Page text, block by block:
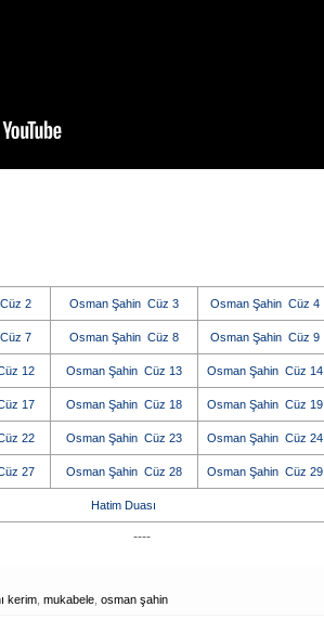
2 Osman Şahin Cüz 3 Osman Şahin Cüz 4
7 Osman Şahin Cüz 8 Osman Şahin Cüz 9
12 Osman Şahin Cüz 13 Osman Şahin Cüz 14
17 Osman Şahin Cüz 18 Osman Şahin Cüz 19
22 Osman Şahin Cüz 23 Osman Şahin Cüz 24
27 Osman Şahin Cüz 28 Osman Şahin Cüz 29
Hatim Duası
----
kerim mukabele osman şahin